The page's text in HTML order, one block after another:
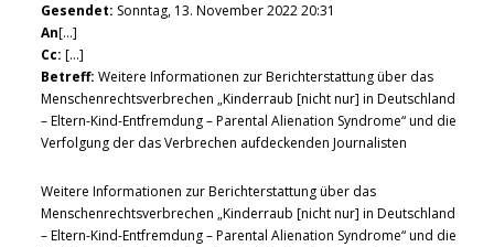
Gesendet: Sonntag, 13. November 2022 20:31
An[…]
Cc: […]
Betreff: Weitere Informationen zur Berichterstattung über das
Menschenrechtsverbrechen „Kinderraub [nicht nur] in Deutschland
– Eltern-Kind-Entfremdung – Parental Alienation Syndrome“ und die
Verfolgung der das Verbrechen aufdeckenden Journalisten
Weitere Informationen zur Berichterstattung über das
Menschenrechtsverbrechen „Kinderraub [nicht nur] in Deutschland
– Eltern-Kind-Entfremdung – Parental Alienation Syndrome“ und die